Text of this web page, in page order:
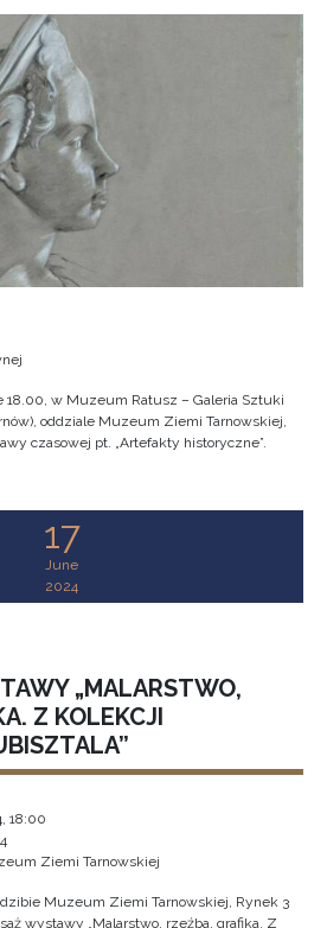
18.00, w Muzeum Ratusz – Galeria Sztuki
oddziale Muzeum Ziemi Tarnowskiej,
czasowej pt. „Artefakty historyczne”.
17
June
2024
„MALARSTWO,
Z KOLEKCJI
18:00
Ziemi Tarnowskiej
Muzeum Ziemi Tarnowskiej, Rynek 3
wystawy „Malarstwo, rzeźba, grafika. Z